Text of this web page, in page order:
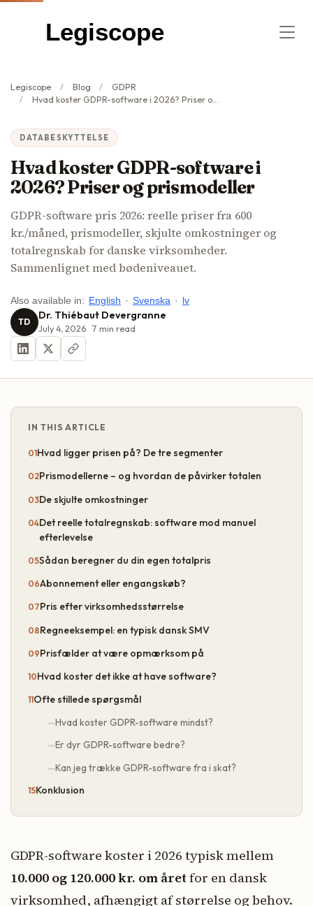
Legiscope
Legiscope Blog
GDPR
Hvad koster GDPR-software i 2026? Priser og prismodeller
DATABESKYTTELSE
Hvad koster GDPR-software i
2026? Priser og prismodeller
GDPR-software pris 2026: reelle priser fra 600
kr./måned, prismodeller, skjulte omkostninger og
totalregnskab for danske virksomheder.
Sammenlignet med bødeniveauet.
Also available in: English · Svenska · lv
TD Dr. Thiébaut Devergranne
July 4, 2026 7 min read
IN THIS ARTICLE
Hvad ligger prisen på? De tre segmenter
Prismodellerne – og hvordan de påvirker totalen
De skjulte omkostninger
Det reelle totalregnskab: software mod manuel
efterlevelse
Sådan beregner du din egen totalpris
Abonnement eller engangskøb?
Pris efter virksomhedsstørrelse
Regneeksempel: en typisk dansk SMV
Prisfælder at være opmærksom på
Hvad koster det ikke at have software?
Ofte stillede spørgsmål
Hvad koster GDPR-software mindst?
Er dyr GDPR-software bedre?
Kan jeg trække GDPR-software fra i skat?
Konklusion
GDPR-software koster i 2026 typisk mellem
10.000 og 120.000 kr. om året for en dansk
virksomhed, afhængigt af størrelse og behov.